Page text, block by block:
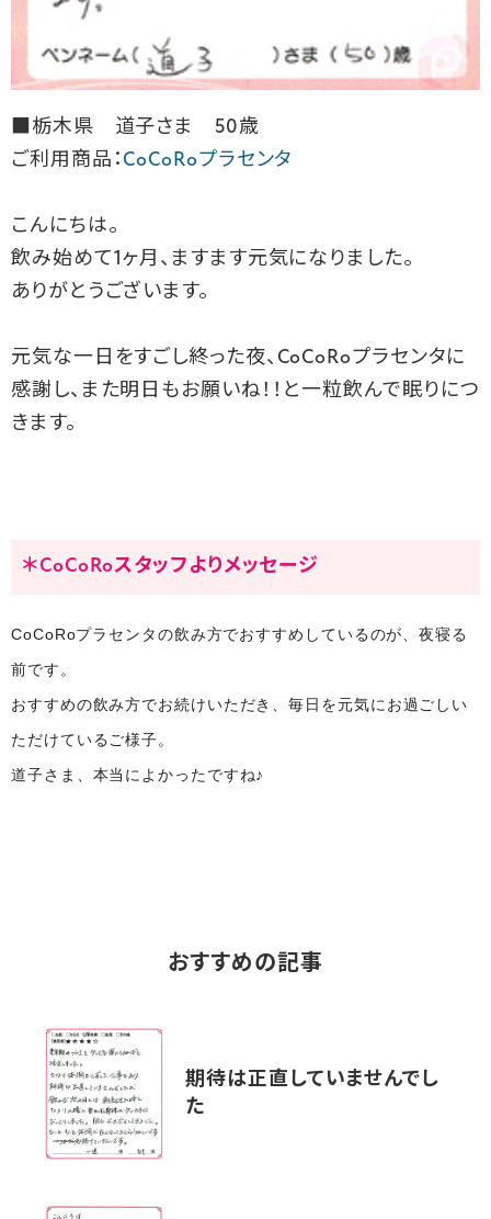
■栃木県 道子さま 50歳
ご利用商品： CoCoRoプラセンタ
こんにちは。
飲み始めて1ヶ月、ますます元気になりました。
ありがとうございます。
元気な一日をすごし終った夜、CoCoRoプラセンタに
感謝し、また明日もお願いね！！と一粒飲んで眠りにつ
きます。
＊CoCoRoスタッフよりメッセージ
CoCoRoプラセンタの飲み方でおすすめしているのが、夜寝る
前です。
おすすめの飲み方でお続けいただき、毎日を元気にお過ごしい
ただけているご様子。
道子さま、本当によかったですね♪
おすすめの記事
期待は正直していませんでし
た